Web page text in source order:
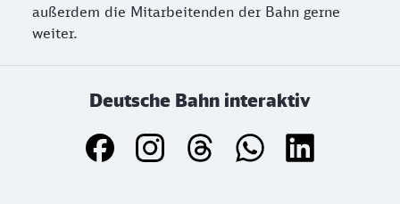
außerdem die Mitarbeitenden der Bahn gerne
weiter.
Deutsche Bahn interaktiv